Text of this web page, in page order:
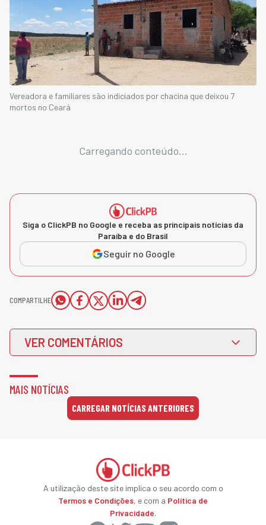
Vereadora e familiares são indiciados por chacina que deixou 7
mortos no Ceará
Carregando conteúdo...
Siga o ClickPB no Google e receba as principais notícias da
Paraíba e do Brasil
Seguir no Google
COMPARTILHE
VER COMENTÁRIOS
MAIS NOTÍCIAS
CARREGAR NOTÍCIAS ANTERIORES
A utilização deste site implica o seu acordo com o
Termos e Condições, e com a Política de
Privacidade.